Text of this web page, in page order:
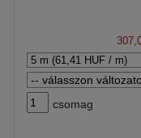
csomag